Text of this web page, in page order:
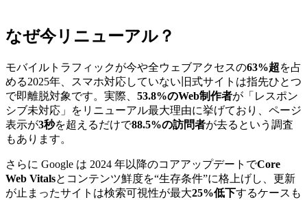
なぜ今リニューアル？
モバイルトラフィックが今や全ウェブアクセスの63%超を占
める2025年、スマホ対応していない旧式サイトは指先ひとつ
で即離脱対象です。実際、 53.8%のWeb制作者が「レスポン
シブ未対応」をリニューアル最大理由に挙げており、ページ
表示が3秒を超えるだけで88.5%の訪問者が去るという調査
もあります。
さらに Google は 2024 年以降のコアアップデートでCore
Web Vitalsとコンテンツ鮮度を“生存条件”に格上げし、更新
が止まったサイトは検索可視性が最大25%低下するケースも